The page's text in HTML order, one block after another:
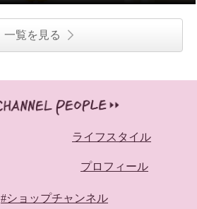
一覧を見る
ライフスタイル
プロフィール
#ショップチャンネル